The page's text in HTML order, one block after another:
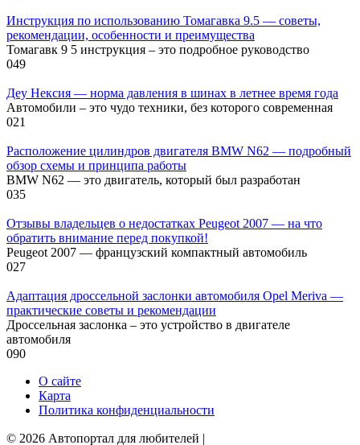
Инструкция по использованию Томагавка 9.5 — советы,
рекомендации, особенности и преимущества
Томагавк 9 5 инструкция – это подробное руководство
049
Деу Нексия — норма давления в шинах в летнее время года
Автомобили – это чудо техники, без которого современная
021
Расположение цилиндров двигателя BMW N62 — подробный
обзор схемы и принципа работы
BMW N62 — это двигатель, который был разработан
035
Отзывы владельцев о недостатках Peugeot 2007 — на что
обратить внимание перед покупкой!
Peugeot 2007 — французский компактный автомобиль
027
Адаптация дроссельной заслонки автомобиля Opel Meriva —
практические советы и рекомендации
Дроссельная заслонка – это устройство в двигателе
автомобиля
090
О сайте
Карта
Политика конфиденциальности
© 2026 Автопортал для любителей |